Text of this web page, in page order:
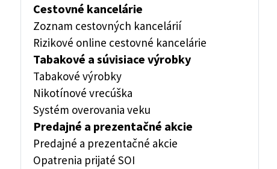
Cestovné kancelárie
Zoznam cestovných kancelárií
Rizikové online cestovné kancelárie
Tabakové a súvisiace výrobky
Tabakové výrobky
Nikotínové vrecúška
Systém overovania veku
Predajné a prezentačné akcie
Predajné a prezentačné akcie
Opatrenia prijaté SOI